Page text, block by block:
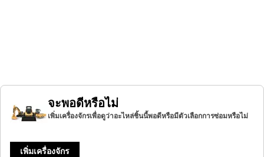
จะพอดีหรือไม่
เพิ่มเครื่องจักรเพื่อดูว่าอะไหล่ชิ้นนี้พอดีหรือมีตัวเลือกการซ่อมหรือไม่
เพิ่มเครื่องจักร